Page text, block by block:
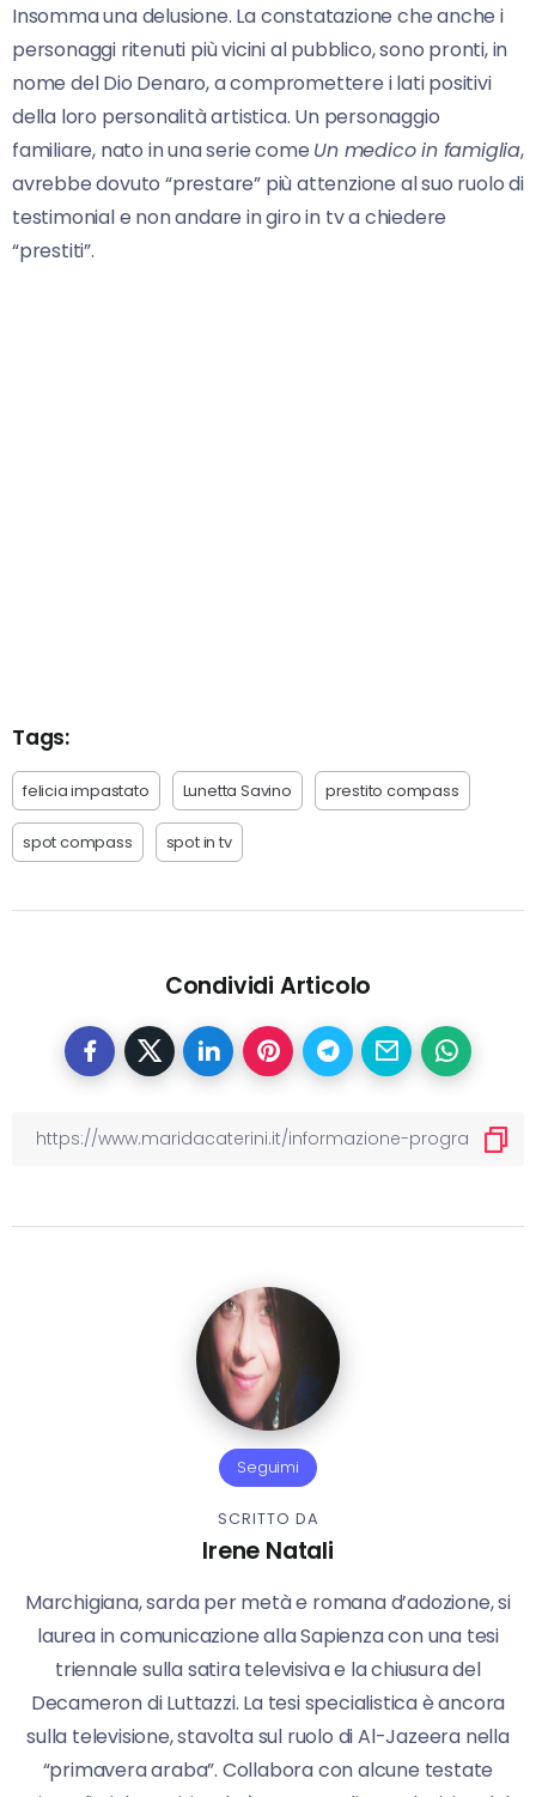
Insomma una delusione. La constatazione che anche i
personaggi ritenuti più vicini al pubblico, sono pronti, in
nome del Dio Denaro, a compromettere i lati positivi
della loro personalità artistica. Un personaggio
familiare, nato in una serie come Un medico in famiglia,
avrebbe dovuto “prestare” più attenzione al suo ruolo di
testimonial e non andare in giro in tv a chiedere
“prestiti”.
Tags:
felicia impastato Lunetta Savino prestito compass
spot compass spot in tv
Condividi Articolo
Seguimi
SCRITTO DA
Irene Natali
Marchigiana, sarda per metà e romana d’adozione, si
laurea in comunicazione alla Sapienza con una tesi
triennale sulla satira televisiva e la chiusura del
Decameron di Luttazzi. La tesi specialistica è ancora
sulla televisione, stavolta sul ruolo di Al-Jazeera nella
“primavera araba”. Collabora con alcune testate